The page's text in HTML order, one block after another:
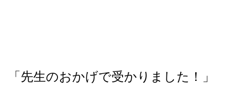
「先生のおかげで受かりました！」